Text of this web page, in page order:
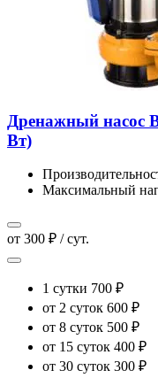
Дренажный насос
Вт)
Максимальный
от 300 ₽ / сут.
1 сутки 700 ₽
от 2 суток 600 ₽
от 8 суток 500 ₽
от 15 суток 400 ₽
от 30 суток 300 ₽